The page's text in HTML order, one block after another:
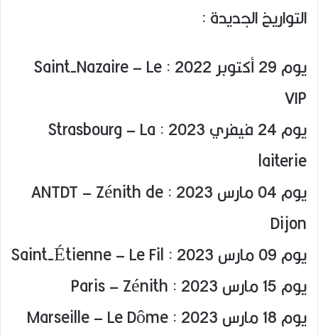
التواريخ الجديدة :
يوم 29 أكتوبر 2022 : Saint-Nazaire – Le
VIP
يوم 24 فيفري 2023 : Strasbourg – La
laiterie
يوم 04 مارس 2023 : ANTDT – Zénith de
Dijon
يوم 09 مارس 2023 : Saint-Étienne – Le Fil
يوم 15 مارس 2023 : Paris – Zénith
يوم 18 مارس 2023 : Marseille – Le Dôme